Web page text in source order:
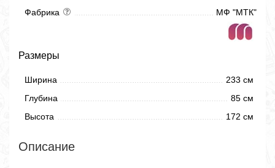
Фабрика
МФ "МТК"
Размеры
Ширина
233 см
Глубина
85 см
Высота
172 см
Описание